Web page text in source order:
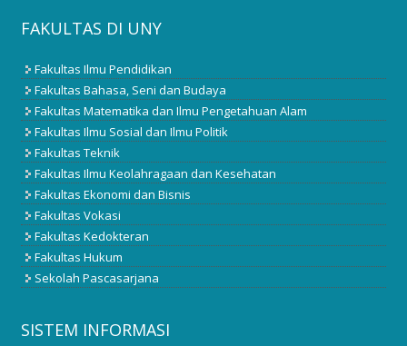
FAKULTAS DI UNY
Fakultas Ilmu Pendidikan
Fakultas Bahasa, Seni dan Budaya
Fakultas Matematika dan Ilmu Pengetahuan Alam
Fakultas Ilmu Sosial dan Ilmu Politik
Fakultas Teknik
Fakultas Ilmu Keolahragaan dan Kesehatan
Fakultas Ekonomi dan Bisnis
Fakultas Vokasi
Fakultas Kedokteran
Fakultas Hukum
Sekolah Pascasarjana
SISTEM INFORMASI